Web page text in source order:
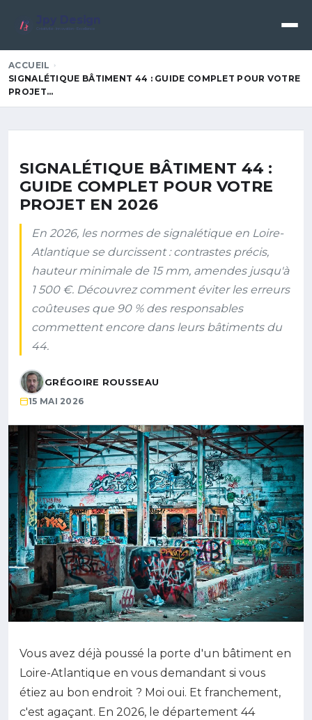
Créativité • Innovation • Excellence
ACCUEIL
SIGNALÉTIQUE BÂTIMENT 44 : GUIDE COMPLET POUR VOTRE
PROJET…
SIGNALÉTIQUE BÂTIMENT 44 :
GUIDE COMPLET POUR VOTRE
PROJET EN 2026
En 2026, les normes de signalétique en Loire-
Atlantique se durcissent : contrastes précis,
hauteur minimale de 15 mm, amendes jusqu'à
1 500 €. Découvrez comment éviter les erreurs
coûteuses que 90 % des responsables
commettent encore dans leurs bâtiments du
44.
GRÉGOIRE ROUSSEAU
15 MAI 2026
Vous avez déjà poussé la porte d'un bâtiment en
Loire-Atlantique en vous demandant si vous
étiez au bon endroit ? Moi oui. Et franchement,
c'est agaçant. En 2026, le département 44